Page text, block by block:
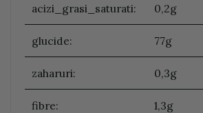
acizi_grasi_saturati: 0,2g
glucide: 77g
zaharuri: 0,3g
fibre: 1,3g